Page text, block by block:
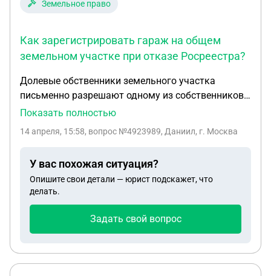
Земельное право
Как зарегистрировать гараж на общем
земельном участке при отказе Росреестра?
Долевые обственники земельного участка
письменно разрешают одному из собственников
зарегистрировать здание гаража стоящего на
видом разрешенного использования: для
присвоен кадастровй номер в рамках
комплексных кадастровых работ, но координаты
отсутвуют, присоен только адрес. . Подали 2
местоположения. Пришел отказ не представлены
собственности (в данном случае должно быть
Показать полностью
14 апреля, 15:58, вопрос №4923989, Даниил, г. Москва
У вас похожая ситуация?
Опишите свои детали — юрист подскажет, что
делать.
Задать свой вопрос